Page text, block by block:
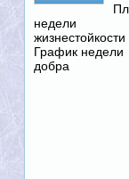
недели
жизнестойкости
График недели
добра